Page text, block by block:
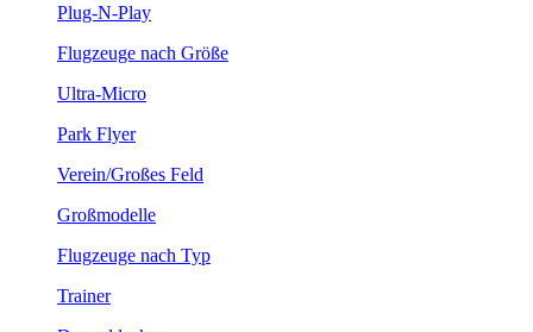
Plug-N-Play
Flugzeuge nach Größe
Ultra-Micro
Park Flyer
Verein/Großes Feld
Großmodelle
Flugzeuge nach Typ
Trainer